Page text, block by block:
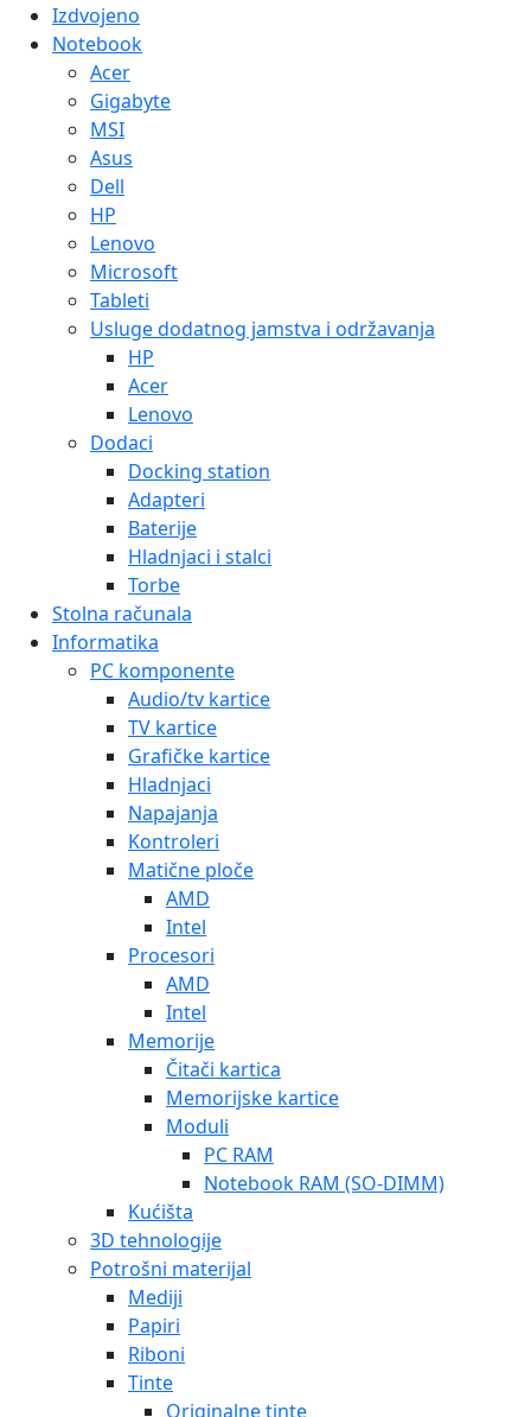
Izdvojeno
Notebook
Acer
Gigabyte
MSI
Asus
Dell
HP
Lenovo
Microsoft
Tableti
Usluge dodatnog jamstva i održavanja
HP
Acer
Lenovo
Dodaci
Docking station
Adapteri
Baterije
Hladnjaci i stalci
Torbe
Stolna računala
Informatika
PC komponente
Audio/tv kartice
TV kartice
Grafičke kartice
Hladnjaci
Napajanja
Kontroleri
Matične ploče
AMD
Intel
Procesori
AMD
Intel
Memorije
Čitači kartica
Memorijske kartice
Moduli
PC RAM
Notebook RAM (SO-DIMM)
Kućišta
3D tehnologije
Potrošni materijal
Mediji
Papiri
Riboni
Tinte
Originalne tinte